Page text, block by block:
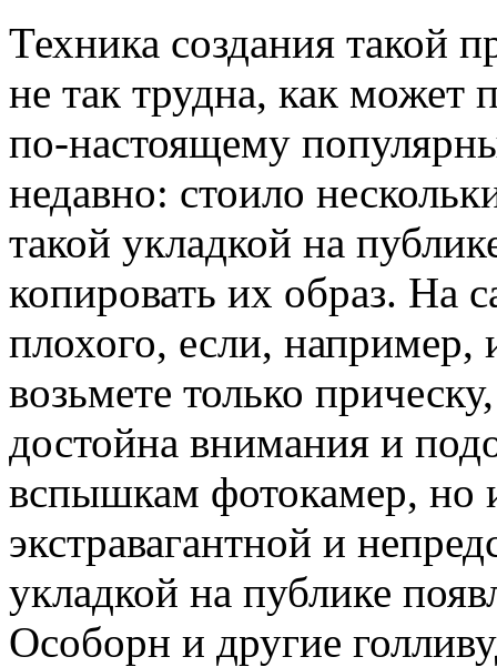
Техника создания такой
не так трудна, как может
по-настоящему
недавно: стоило
такой укладкой на
копировать их образ. На
плохого, если, например,
возьмете только
достойна внимания и
вспышкам фотокамер,
экстравагантной и
укладкой на публике
Особорн и другие